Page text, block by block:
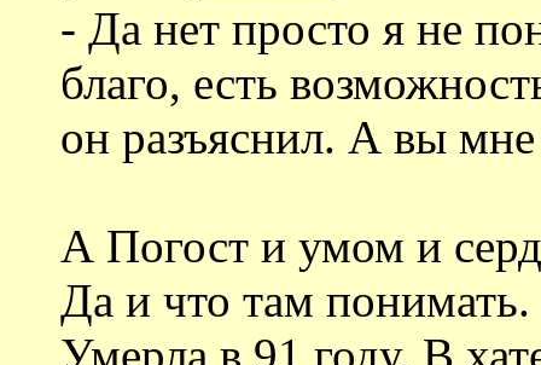
- Да нет просто я не
благо, есть
он разъяснил. А вы
А Погост и умом и
Да и что там